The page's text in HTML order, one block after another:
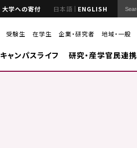
大学への寄付 日本語 ENGLISH
受験生 在学生 企業・研究者 地域・一般
キャンパスライフ 研究・産学官民連携